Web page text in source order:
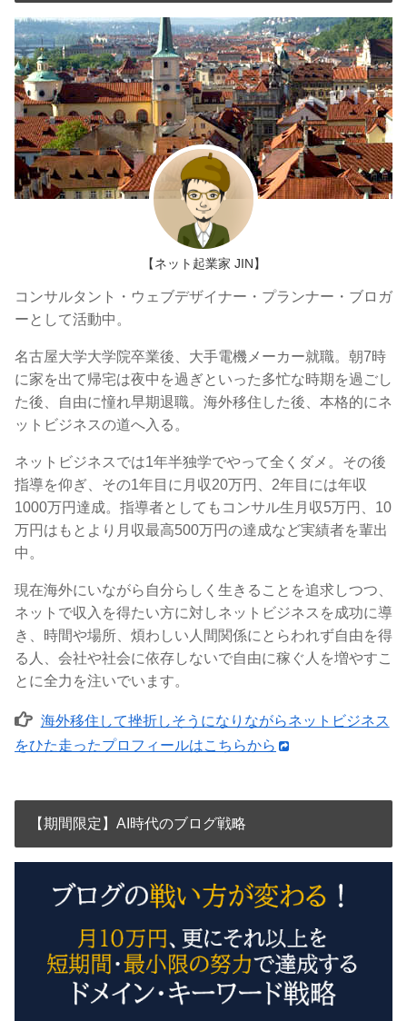
【ネット起業家 JIN】
コンサルタント・ウェブデザイナー・プランナー・ブロガ
ーとして活動中。
名古屋大学大学院卒業後、大手電機メーカー就職。朝7時
に家を出て帰宅は夜中を過ぎといった多忙な時期を過ごし
た後、自由に憧れ早期退職。海外移住した後、本格的にネ
ットビジネスの道へ入る。
ネットビジネスでは1年半独学でやって全くダメ。その後
指導を仰ぎ、その1年目に月収20万円、2年目には年収
1000万円達成。指導者としてもコンサル生月収5万円、10
万円はもとより月収最高500万円の達成など実績者を輩出
中。
現在海外にいながら自分らしく生きることを追求しつつ、
ネットで収入を得たい方に対しネットビジネスを成功に導
き、時間や場所、煩わしい人間関係にとらわれず自由を得
る人、会社や社会に依存しないで自由に稼ぐ人を増やすこ
とに全力を注いでいます。
海外移住して挫折しそうになりながらネットビジネス
をひた走ったプロフィールはこちらから
【期間限定】AI時代のブログ戦略